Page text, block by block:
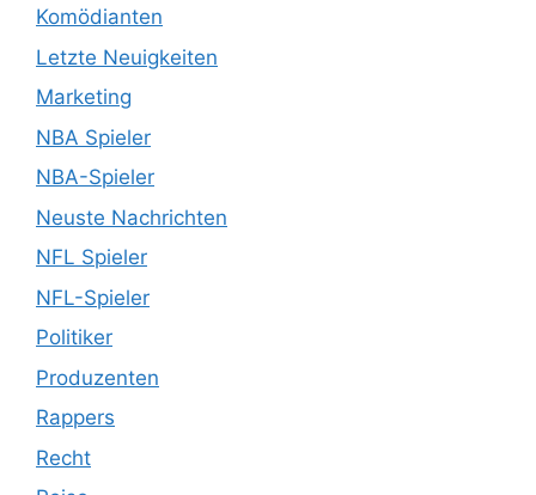
Komödianten
Letzte Neuigkeiten
Marketing
NBA Spieler
NBA-Spieler
Neuste Nachrichten
NFL Spieler
NFL-Spieler
Politiker
Produzenten
Rappers
Recht